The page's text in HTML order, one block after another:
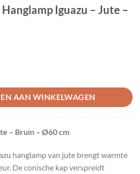
Iguazu – Jute –
Iguazu - Jute - Ø60cm aantal
AAN WINKELWAGEN
– Bruin – Ø60 cm
hanglamp van jute brengt warmte
De conische kap verspreidt